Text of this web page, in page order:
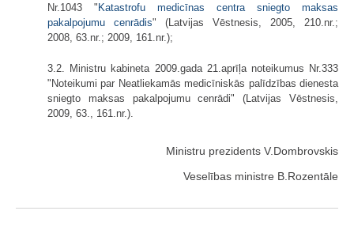
Nr.1043 "Katastrofu medicīnas centra sniegto maksas
pakalpojumu cenrādis" (Latvijas Vēstnesis, 2005, 210.nr.;
2008, 63.nr.; 2009, 161.nr.);
3.2. Ministru kabineta 2009.gada 21.aprīļa noteikumus Nr.333
"Noteikumi par Neatliekamās medicīniskās palīdzības dienesta
sniegto maksas pakalpojumu cenrādi" (Latvijas Vēstnesis,
2009, 63., 161.nr.).
Ministru prezidents V.Dombrovskis
Veselības ministre B.Rozentāle